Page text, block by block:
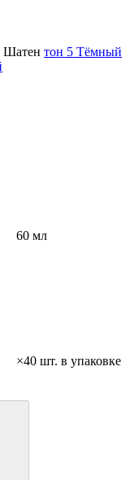
Шатен тон 5 Тёмный
60 мл
×40 шт. в упаковке